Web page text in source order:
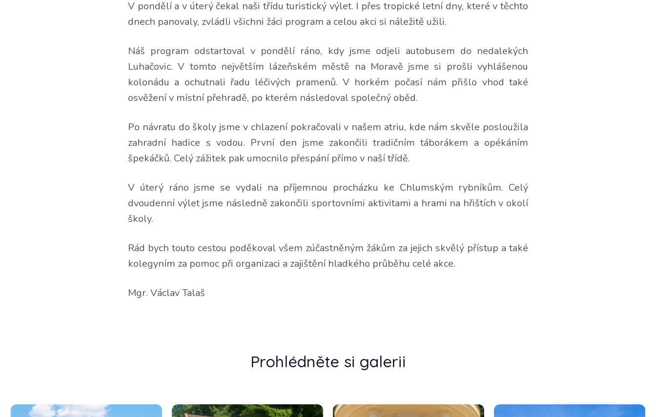
V pondělí a v úterý čekal naši třídu turistický výlet. I přes tropické letní dny, které v těchto
dnech panovaly, zvládli všichni žáci program a celou akci si náležitě užili.
Náš program odstartoval v pondělí ráno, kdy jsme odjeli autobusem do nedalekých
Luhačovic. V tomto největším lázeňském městě na Moravě jsme si prošli vyhlášenou
kolonádu a ochutnali řadu léčivých pramenů. V horkém počasí nám přišlo vhod také
osvěžení v místní přehradě, po kterém následoval společný oběd.
Po návratu do školy jsme v chlazení pokračovali v našem atriu, kde nám skvěle posloužila
zahradní hadice s vodou. První den jsme zakončili tradičním táborákem a opékáním
špekáčků. Celý zážitek pak umocnilo přespání přímo v naší třídě.
V úterý ráno jsme se vydali na příjemnou procházku ke Chlumským rybníkům. Celý
dvoudenní výlet jsme následně zakončili sportovními aktivitami a hrami na hřištích v okolí
školy.
Rád bych touto cestou poděkoval všem zúčastněným žákům za jejich skvělý přístup a také
kolegyním za pomoc při organizaci a zajištění hladkého průběhu celé akce.
Mgr. Václav Talaš
Prohlédněte si galerii